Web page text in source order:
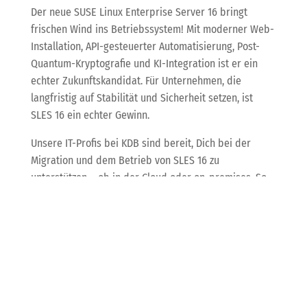
Der neue SUSE Linux Enterprise Server 16 bringt
frischen Wind ins Betriebssystem! Mit moderner Web-
Installation, API-gesteuerter Automatisierung, Post-
Quantum-Kryptografie und KI-Integration ist er ein
echter Zukunftskandidat. Für Unternehmen, die
langfristig auf Stabilität und Sicherheit setzen, ist
SLES 16 ein echter Gewinn.
Unsere IT-Profis bei KDB sind bereit, Dich bei der
Migration und dem Betrieb von SLES 16 zu
unterstützen – ob in der Cloud oder on-premises. So